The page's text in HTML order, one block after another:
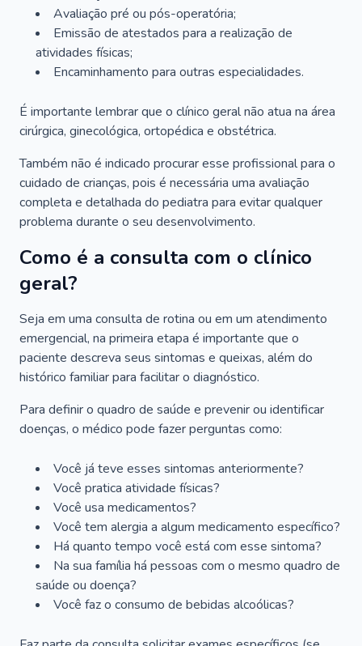
Avaliação pré ou pós-operatória;
Emissão de atestados para a realização de
atividades físicas;
Encaminhamento para outras especialidades.
É importante lembrar que o clínico geral não atua na área
cirúrgica, ginecológica, ortopédica e obstétrica.
Também não é indicado procurar esse profissional para o
cuidado de crianças, pois é necessária uma avaliação
completa e detalhada do pediatra para evitar qualquer
problema durante o seu desenvolvimento.
Como é a consulta com o clínico
geral?
Seja em uma consulta de rotina ou em um atendimento
emergencial, na primeira etapa é importante que o
paciente descreva seus sintomas e queixas, além do
histórico familiar para facilitar o diagnóstico.
Para definir o quadro de saúde e prevenir ou identificar
doenças, o médico pode fazer perguntas como:
Você já teve esses sintomas anteriormente?
Você pratica atividade físicas?
Você usa medicamentos?
Você tem alergia a algum medicamento específico?
Há quanto tempo você está com esse sintoma?
Na sua família há pessoas com o mesmo quadro de
saúde ou doença?
Você faz o consumo de bebidas alcoólicas?